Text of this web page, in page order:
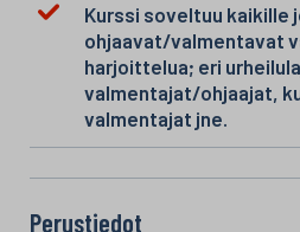
Kurssi soveltuu kaikille
ohjaavat/valmentavat
harjoittelua; eri
valmentajat/ohjaajat,
valmentajat jne.
Perustiedot